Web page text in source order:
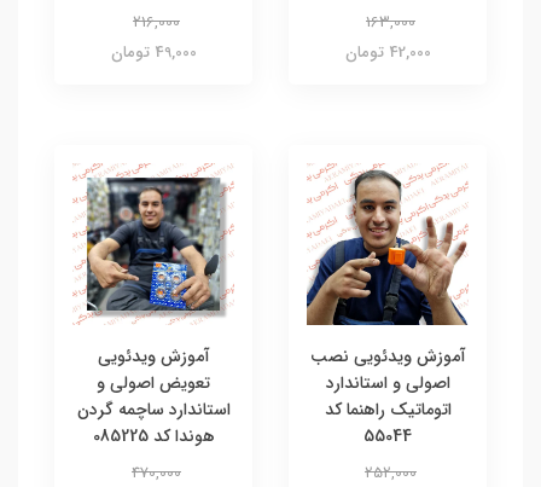
163,000
42,000 تومان
216,000
49,000 تومان
آموزش ویدئویی نصب
اصولی و استاندارد
اتوماتیک راهنما کد
55044
252,000
آموزش ویدئویی
تعویض اصولی و
استاندارد ساچمه گردن
هوندا کد 085225
470,000